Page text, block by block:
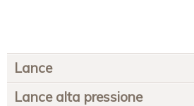
Salta
la
navigazione
Lance
Lance alta pressione